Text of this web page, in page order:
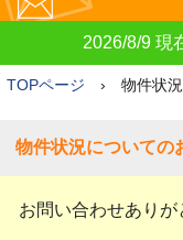
2026/8/9
TOPページ › 物件状況
物件状況についての
お問い合わせあり